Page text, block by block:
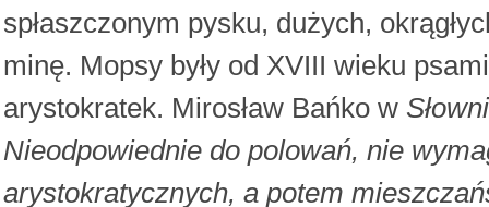
spłaszczonym pysku, dużych,
minę. Mopsy były od XVIII wieku
arystokratek. Mirosław Bańko w
Nieodpowiednie do polowań, nie
arystokratycznych, a potem